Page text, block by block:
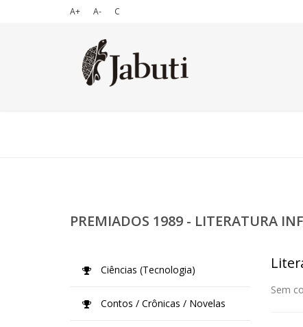
A+ A- C
PREMIADOS 1989 - LITERATURA
Sem
Ciências (Tecnologia)
Contos / Crônicas / Novelas